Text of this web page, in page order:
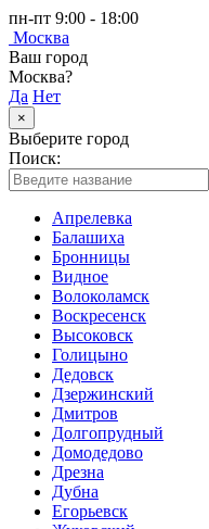
пн-пт 9:00 - 18:00
Москва
Ваш город
Москва?
Да Нет
×
Выберите город
Поиск:
Апрелевка
Балашиха
Бронницы
Видное
Волоколамск
Воскресенск
Высоковск
Голицыно
Дедовск
Дзержинский
Дмитров
Долгопрудный
Домодедово
Дрезна
Дубна
Егорьевск